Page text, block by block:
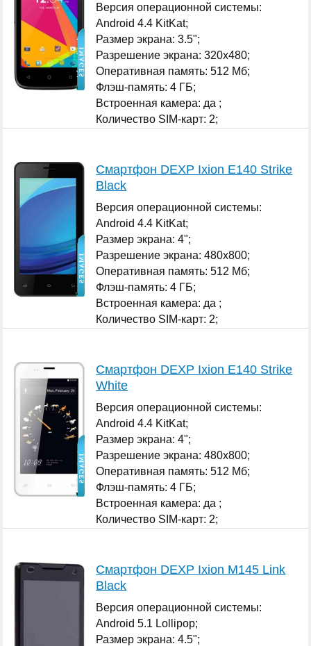
Версия операционной системы:
Android 4.4 KitKat;
Размер экрана: 3.5";
Разрешение экрана: 320x480;
Оперативная память: 512 Мб;
Флэш-память: 4 ГБ;
Встроенная камера: да ;
Количество SIM-карт: 2;
Смартфон DEXP Ixion E140 Strike
Black
Версия операционной системы:
Android 4.4 KitKat;
Размер экрана: 4";
Разрешение экрана: 480x800;
Оперативная память: 512 Мб;
Флэш-память: 4 ГБ;
Встроенная камера: да ;
Количество SIM-карт: 2;
Смартфон DEXP Ixion E140 Strike
White
Версия операционной системы:
Android 4.4 KitKat;
Размер экрана: 4";
Разрешение экрана: 480x800;
Оперативная память: 512 Мб;
Флэш-память: 4 ГБ;
Встроенная камера: да ;
Количество SIM-карт: 2;
Смартфон DEXP Ixion M145 Link
Black
Версия операционной системы:
Android 5.1 Lollipop;
Размер экрана: 4.5";